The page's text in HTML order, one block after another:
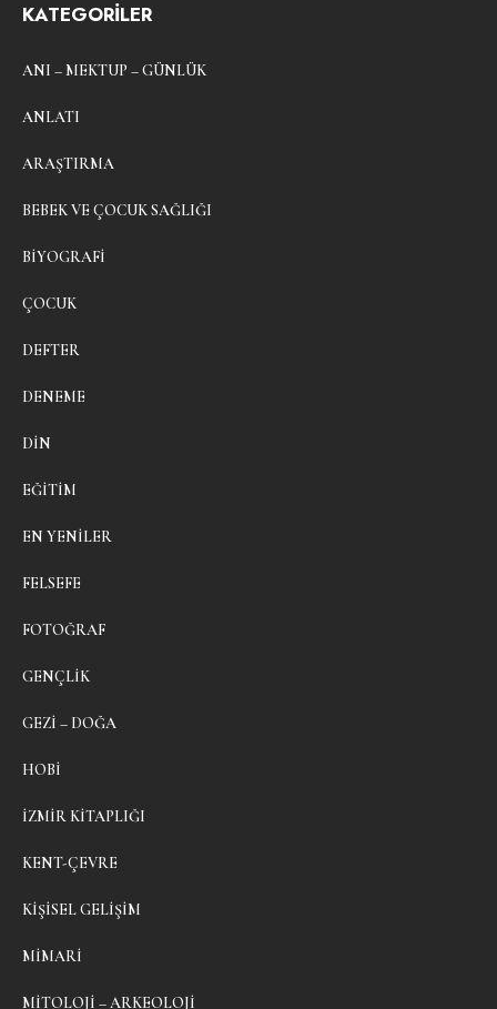
KATEGORİLER
ANI – MEKTUP – GÜNLÜK
ANLATI
ARAŞTIRMA
BEBEK VE ÇOCUK SAĞLIĞI
BIYOGRAFI
ÇOCUK
DEFTER
DENEME
DIN
EĞITIM
EN YENILER
FELSEFE
FOTOĞRAF
GENÇLIK
GEZI – DOĞA
HOBI
İZMIR KITAPLIĞI
KENT-ÇEVRE
KIŞISEL GELIŞIM
MIMARI
MITOLOJI – ARKEOLOJI